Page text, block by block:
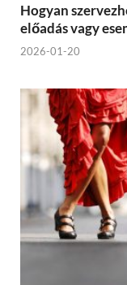
Hogyan
előadás vagy
2026-01-20